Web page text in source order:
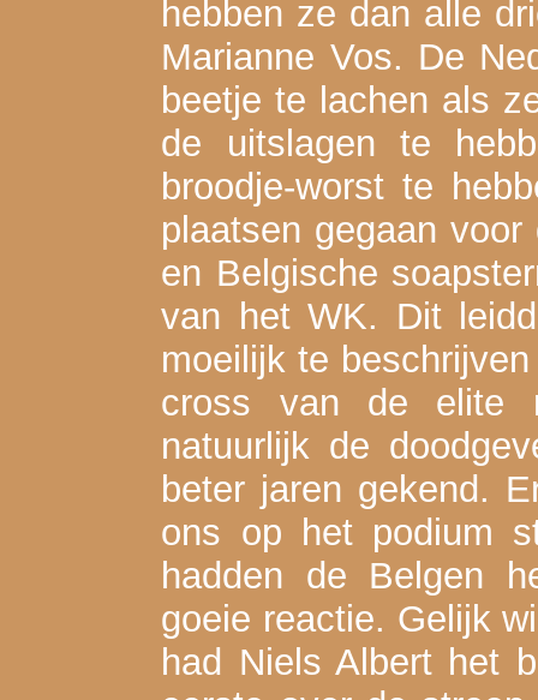
hebben ze dan alle
Marianne Vos. De
beetje te lachen als
de uitslagen te
broodje-worst te
plaatsen gegaan
en Belgische
van het WK. Dit
moeilijk te
cross van de elite
natuurlijk de
beter jaren gekend.
ons op het podium
hadden de Belgen
goeie reactie. Gelijk
had Niels Albert het